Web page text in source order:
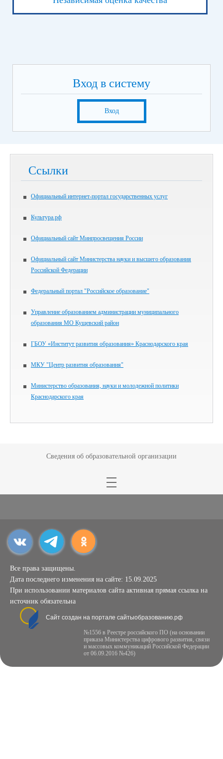
Вход в систему
Вход
Ссылки
Официальный интернет-портал государственных услуг
Культура.рф
Официальный сайт Минпросвещения России
Официальный сайт Министерства науки и высшего образования
Российской Федерации
Федеральный портал "Российское образование"
Управление образованием администрации муниципального
образования МО Кущевский район
ГБОУ «Институт развития образования» Краснодарского края
МКУ "Центр развития образования"
Министерство образования, науки и молодежной политики
Краснодарского края
Сведения об образовательной организации
Все права защищены.
Дата последнего изменения на сайте: 15.09.2025
При использовании материалов сайта активная прямая ссылка на
источник обязательна
Сайт создан на портале сайтыобразованию.рф
№1556 в Реестре российского ПО (на основании
приказа Министерства цифрового развития, связи
и массовых коммуникаций Российской Федерации
от 06.09.2016 №426)